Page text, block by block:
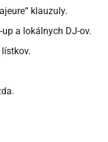
klauzuly.
a lokálnych DJ-ov.